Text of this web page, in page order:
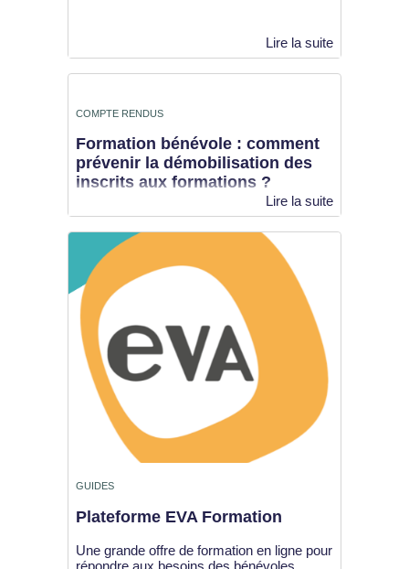
COMPTE RENDUS
Formation bénévole : comment
prévenir la démobilisation des
inscrits aux formations ?
GUIDES
Plateforme EVA Formation
Une grande offre de formation en ligne pour